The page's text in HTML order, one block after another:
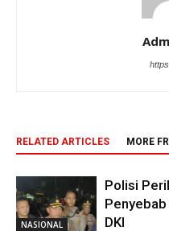
RELATED ARTICLES MORE
NASIONAL
Polisi
DKI